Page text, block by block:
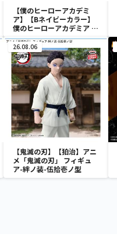
【僕のヒーローアカデミ
ア】【Bネイビーカラー】
僕のヒーローアカデミア Q
posket-荼毘-
26.08.06
【鬼滅の刃】【狛治】アニ
メ「鬼滅の刃」 フィギュ
ア-絆ノ装-伍拾壱ノ型